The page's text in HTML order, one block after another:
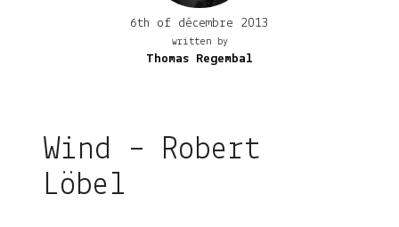
6th of décembre 2013
written by
Thomas Regembal
Wind – Robert
Löbel